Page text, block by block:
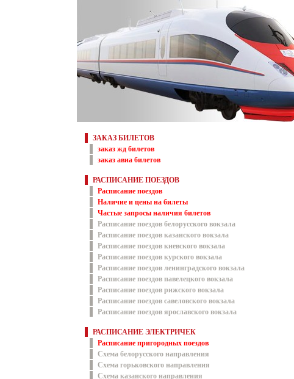
ЗАКАЗ БИЛЕТОВ
заказ жд билетов
заказ авиа билетов
РАСПИСАНИЕ ПОЕЗДОВ
Расписание поездов
Наличие и цены на билеты
Частые запросы наличия билетов
Расписание поездов белорусского вокзала
Расписание поездов казанского вокзала
Расписание поездов киевского вокзала
Расписание поездов курского вокзала
Расписание поездов ленинградского вокзала
Расписание поездов павелецкого вокзала
Расписание поездов рижского вокзала
Расписание поездов савеловского вокзала
Расписание поездов ярославского вокзала
РАСПИСАНИЕ ЭЛЕКТРИЧЕК
Расписание пригородных поездов
Схема белорусского направления
Схема горьковского направления
Схема казанского направления